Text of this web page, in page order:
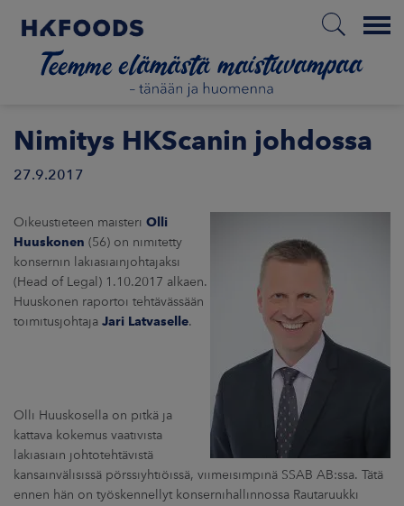
Menu
ETUSIVU
MEISTÄ
Nimitys HKScanin johdossa
27.9.2017
Oikeustieteen maisteri Olli
Huuskonen (56) on nimitetty
konsernin lakiasiainjohtajaksi
(Head of Legal) 1.10.2017 alkaen.
Huuskonen raportoi tehtävässään
toimitusjohtaja Jari Latvaselle.
Olli Huuskosella on pitkä ja
kattava kokemus vaativista
lakiasiain johtotehtävistä
kansainvälisissä pörssiyhtiöissä, viimeisimpinä SSAB AB:ssa. Tätä
ennen hän on työskennellyt konsernihallinnossa Rautaruukki